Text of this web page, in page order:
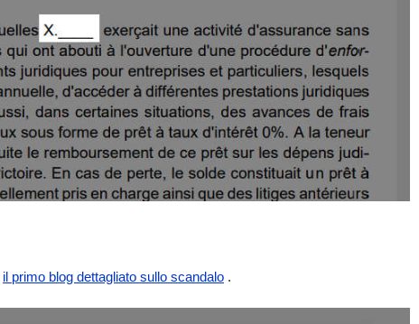
il primo blog dettagliato sullo scandalo .